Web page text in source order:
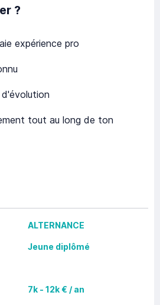
?
expérience pro
tout au long de ton
ALTERNANCE
Jeune diplômé
7k - 12k € / an